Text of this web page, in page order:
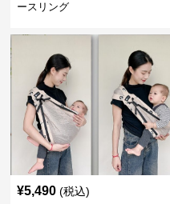
ースリング
¥5,490 (税込)